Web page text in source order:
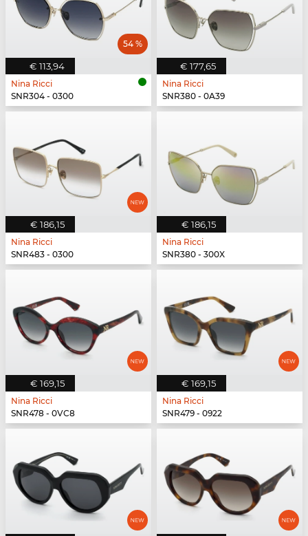
€ 113,94
54 %
Nina Ricci
SNR304 - 0300
€ 177,65
Nina Ricci
SNR380 - 0A39
€ 186,15
Nina Ricci
SNR483 - 0300
€ 186,15
Nina Ricci
SNR380 - 300X
€ 169,15
Nina Ricci
SNR478 - 0VC8
€ 169,15
Nina Ricci
SNR479 - 0922